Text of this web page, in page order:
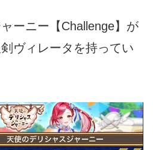
ーニー【Challenge】が
ヴィレータを持ってい